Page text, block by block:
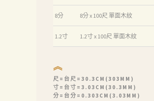
8分 8分 x 100尺 單面木紋
1.2寸 1.2寸 x 100尺 單面木紋
︽
尺=台尺=30.3CM(303MM)
寸=台寸=3.03CM(30.3MM)
分=台分=0.303CM(3.03MM)